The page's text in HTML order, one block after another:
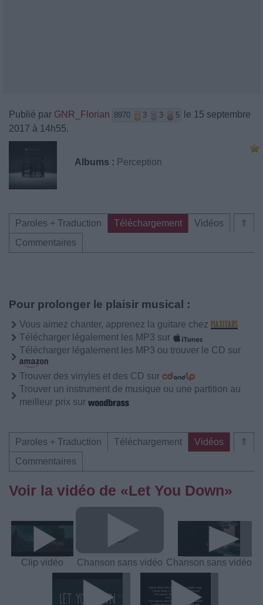
Publié par GNR_Florian 8970 3 3 5
le 15 septembre
2017 à 14h55.
Albums : Perception
⇑
Paroles + Traduction Téléchargement
Vidéos
Commentaires
Pour prolonger le plaisir musical :
Vous aimez chanter, apprenez la guitare chez
Télécharger légalement les MP3 sur
Télécharger légalement les MP3 ou trouver le CD sur
Trouver des vinyles et des CD sur
Trouver un instrument de musique ou une partition au
meilleur prix sur
⇑
Paroles + Traduction Téléchargement
Vidéos
Commentaires
Voir la vidéo de «Let You Down»
Clip vidéo Chanson sans vidéo Chanson sans vidéo